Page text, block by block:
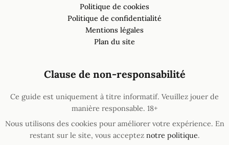
Politique de cookies
Politique de confidentialité
Mentions légales
Plan du site
Clause de non-responsabilité
Ce guide est uniquement à titre informatif. Veuillez jouer de
manière responsable. 18+
Nous utilisons des cookies pour améliorer votre expérience. En
restant sur le site, vous acceptez notre politique.